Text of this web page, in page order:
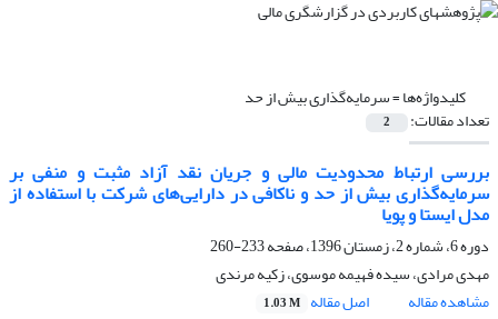
کلیدواژه‌ها =سرمایه‌گذاری بیش از حد
تعداد مقالات: 2
بررسی ارتباط محدودیت مالی و جریان نقد آزاد مثبت و منفی بر
سرمایه‌گذاری بیش از حد و ناکافی در دارایی‌های شرکت با استفاده از
مدل ایستا و پویا
دوره 6، شماره 2، زمستان 1396، صفحه
233-260
مهدی مرادی، سیده فهیمه موسوی، زکیه مرندی
مشاهده مقاله
اصل مقاله 1.03 M